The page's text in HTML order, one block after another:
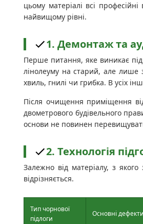
цьому матеріалі всі
найвищому рівні.
1. Демонтаж та
Перше питання, яке виникає під
лінолеуму на старий, але лише
хвиль, гнилі чи грибка. В усіх
Після очищення приміщення
двометрового будівельного
основи не повинен
2. Технологія
Залежно від матеріалу, з
відрізняється.
Тип чорнової
підлоги
Основні дефекти